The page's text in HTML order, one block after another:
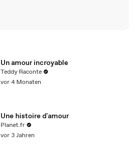
Un amour incroyable
Teddy Raconte
vor 4 Monaten
Une histoire d'amour
Planet.fr
vor 3 Jahren